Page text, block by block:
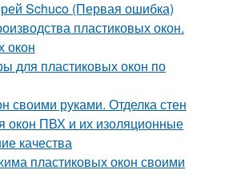
Schuco (Первая ошибка)
пластиковых окон.
окон
для пластиковых окон по
своими руками. Отделка стен
окон ПВХ и их изоляционные
качества
пластиковых окон своими